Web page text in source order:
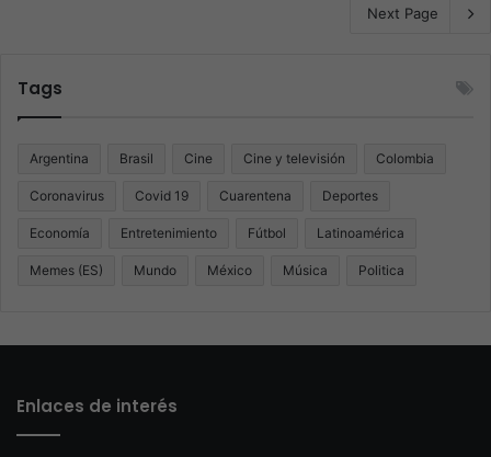
Next Page
Tags
Argentina Brasil Cine Cine y televisión Colombia
Coronavirus Covid 19 Cuarentena Deportes
Economía Entretenimiento Fútbol Latinoamérica
Memes (ES) Mundo México Música Politica
Enlaces de interés